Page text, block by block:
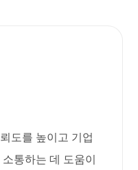
도를 높이고 기업
통하는 데 도움이